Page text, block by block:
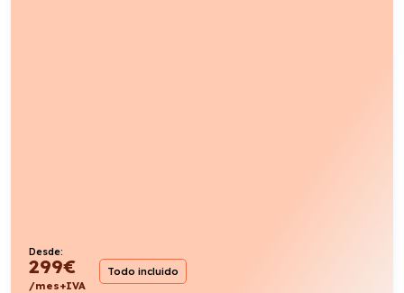
Desde:
299€
/mes+IVA
Todo incluido